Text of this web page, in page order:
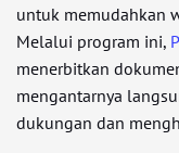
untuk memudahkan
Melalui program ini,
menerbitkan
mengantarnya
dukungan dan